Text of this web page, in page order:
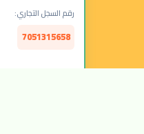
رقم السجل التجاري:
7051315658